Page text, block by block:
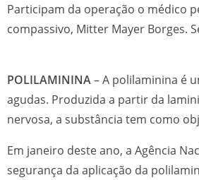
Participam da operação o médico
compassivo, Mitter Mayer Borges.
POLILAMININA–A polilaminina é
agudas. Produzida a partir da
nervosa, a substância tem como
Em janeiro deste ano, a Agência
segurança da aplicação da